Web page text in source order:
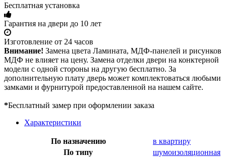
Бесплатная установка
Гарантия на двери до 10 лет
Изготовление от 24 часов
Внимание! Замена цвета Ламината, МДФ-панелей и рисунков
МДФ не влияет на цену. Замена отделки двери на конктерной
модели с одной стороны на другую бесплатно. За
дополнительную плату дверь может комплектоваться любыми
замками и фурнитурой предоставленной на нашем сайте.
*Бесплатный замер при оформлении заказа
Характеристики
По назначению
в квартиру
По типу
шумоизоляционная